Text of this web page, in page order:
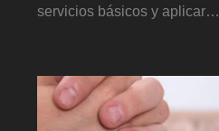
servicios básicos y aplicar…